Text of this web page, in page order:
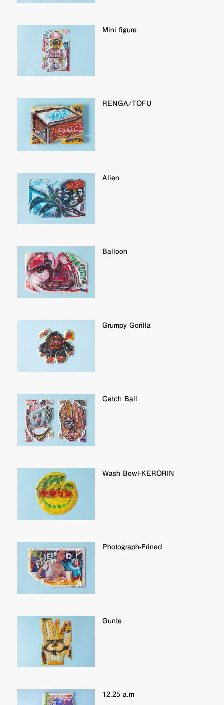
Mini figure
RENGA/TOFU
Alien
Balloon
Grumpy Gorilla
Catch Ball
Wash Bowl-KERORIN
Photograph-Frined
Gunte
12.25 a.m